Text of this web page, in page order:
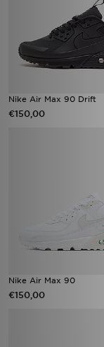
Nike Air Max 90 Drift
€150,00
Nike Air Max 90
€150,00